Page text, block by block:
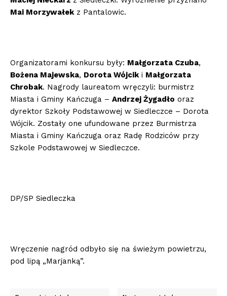
Mai Morzywałekz Pantalowic.
Organizatorami konkursu były: Małgorzata Czuba,
Bożena Majewska, Dorota Wójciki Małgorzata
Chrobak. Nagrody laureatom wręczyli: burmistrz
Miasta i Gminy Kańczuga – Andrzej Żygadło oraz
dyrektor Szkoły Podstawowej w Siedleczce – Dorota
Wójcik. Zostały one ufundowane przez Burmistrza
Miasta i Gminy Kańczuga oraz Radę Rodziców przy
Szkole Podstawowej w Siedleczce.
DP/SP Siedleczka
Wręczenie nagród odbyło się na świeżym powietrzu,
pod lipą „Marjanką”.